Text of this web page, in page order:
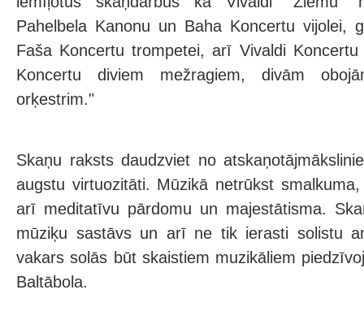
Pahelbela Kanonu un Baha Koncertu vijolei,
Faša Koncertu trompetei, arī Vivaldi
Koncertu diviem mežragiem, divām
orķestrim."
Skaņu raksts daudzviet no
augstu virtuozitāti. Mūzikā netrūkst
arī meditatīvu pārdomu un majestātisma.
mūziķu sastāvs un arī ne tik ierasti solistu
vakars solās būt skaistiem muzikāliem
Baltābola.